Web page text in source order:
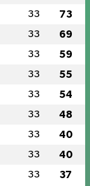
33 73
33 69
33 59
33 55
33 54
33 48
33 40
33 40
33 37